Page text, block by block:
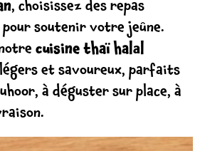
, choisissez des repas
soutenir votre jeûne.
cuisine thaï halal
et savoureux, parfaits
à déguster sur place, à